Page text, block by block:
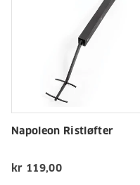
Napoleon Ristløfter
kr 119,00